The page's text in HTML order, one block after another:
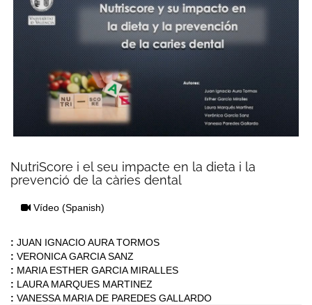
NutriScore i el seu impacte en la dieta i la
prevenció de la càries dental
Vídeo (Spanish)
: JUAN IGNACIO AURA TORMOS
: VERONICA GARCIA SANZ
: MARIA ESTHER GARCIA MIRALLES
: LAURA MARQUES MARTINEZ
: VANESSA MARIA DE PAREDES GALLARDO